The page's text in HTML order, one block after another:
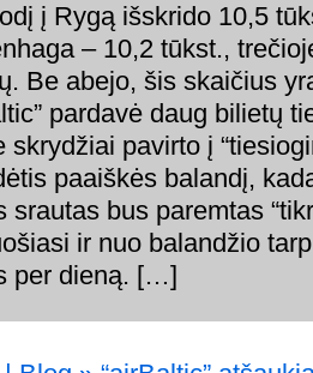
į Rygą išskrido 10,5
– 10,2 tūkst.,
Be abejo, šis skaičius
pardavė daug bilietų
skrydžiai pavirto į
paaiškės balandį,
bus paremtas
ir nuo balandžio
per dieną. […]